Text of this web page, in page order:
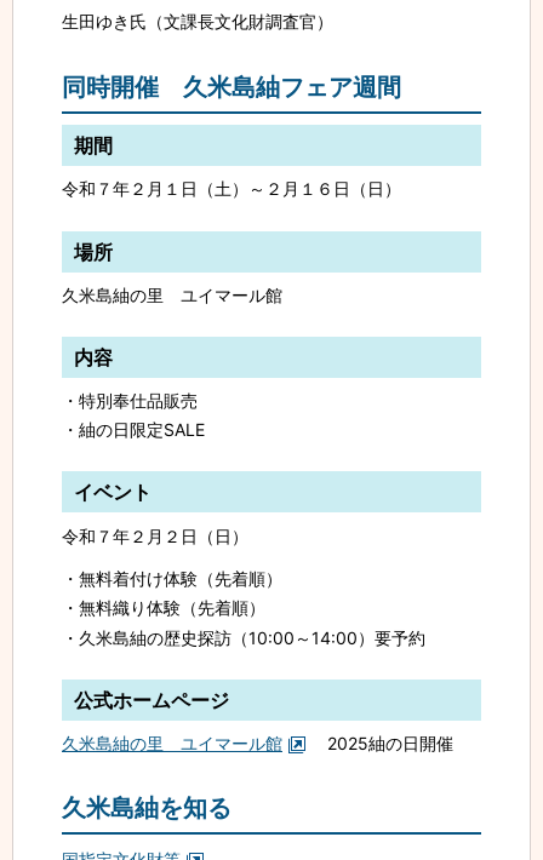
生田ゆき氏（文課長文化財調査官）
同時開催 久米島紬フェア週間
期間
令和７年２月１日（土）～２月１６日（日）
場所
久米島紬の里 ユイマール館
内容
特別奉仕品販売
紬の日限定SALE
イベント
令和７年２月２日（日）
無料着付け体験（先着順）
無料織り体験（先着順）
久米島紬の歴史探訪（10:00～14:00）要予約
公式ホームページ
久米島紬の里 ユイマール館 2025紬の日開催
久米島紬を知る